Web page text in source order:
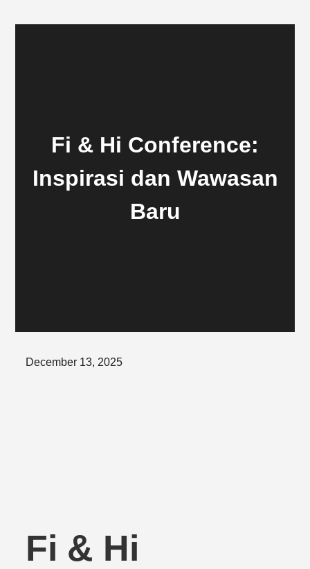
Fi & Hi Conference:
Inspirasi dan Wawasan
Baru
Posted
December 13, 2025
Fi & Hi